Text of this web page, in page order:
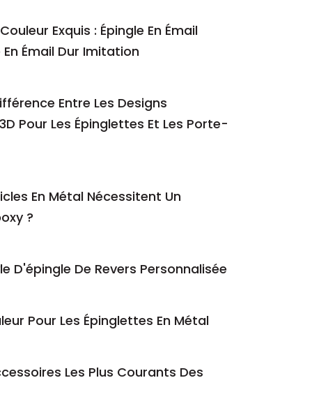
Exquis : Épingle En Émail
En Émail Dur Imitation
Entre Les Designs
Pour Les Épinglettes Et Les Porte-
En Métal Nécessitent Un
?
D'épingle De Revers Personnalisée
Pour Les Épinglettes En Métal
Les Plus Courants Des